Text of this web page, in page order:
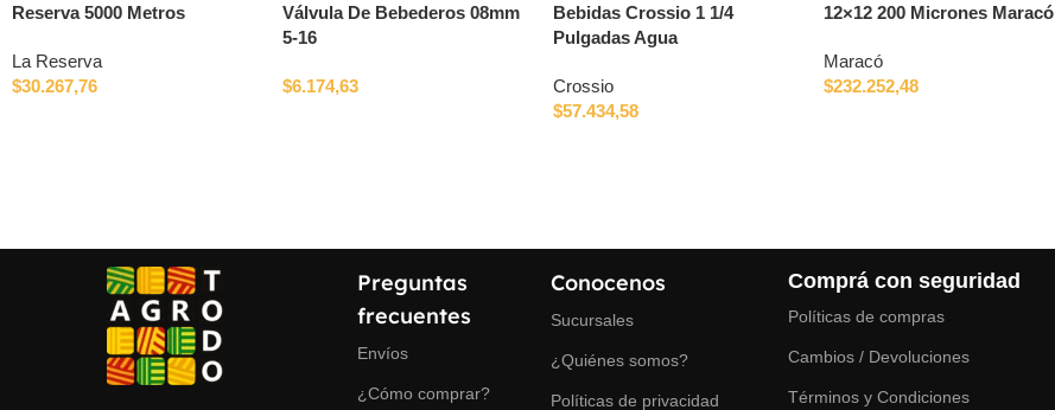
Reserva 5000 Metros
La Reserva
$30.267,76
Válvula De Bebederos 08mm
5-16
$6.174,63
Bebidas Crossio 1 1/4
Pulgadas Agua
Crossio
$57.434,58
12×12 200 Micrones Maracó
Maracó
$232.252,48
Preguntas
frecuentes
Envíos
¿Cómo comprar?
Conocenos
Sucursales
¿Quiénes somos?
Políticas de privacidad
Comprá con seguridad
Políticas de compras
Cambios / Devoluciones
Términos y Condiciones